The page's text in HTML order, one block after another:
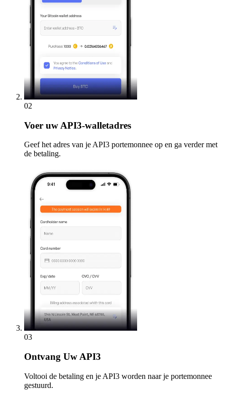
02
Voer uw API3-walletadres
Geef het adres van je API3 portemonnee op en ga verder met
de betaling.
03
Ontvang Uw API3
Voltooi de betaling en je API3 worden naar je portemonnee
gestuurd.